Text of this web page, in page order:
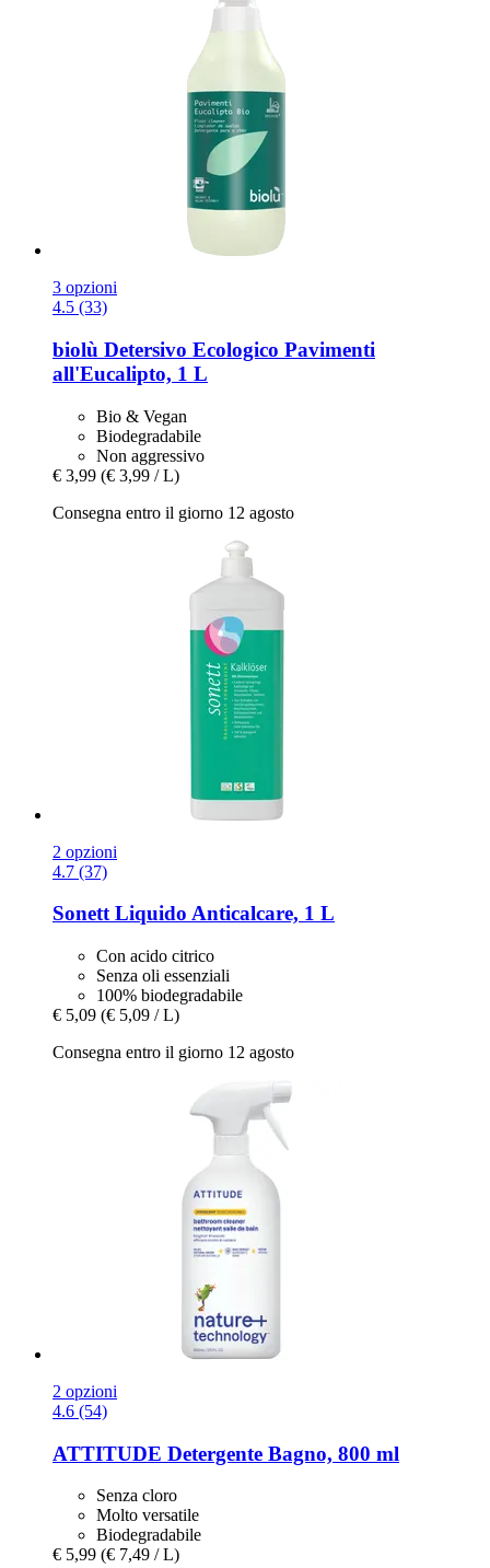
3 opzioni
4.5 (33)
biolù Detersivo Ecologico Pavimenti
all'Eucalipto, 1 L
Bio & Vegan
Biodegradabile
Non aggressivo
€ 3,99 (€ 3,99 / L)
Consegna entro il giorno 12 agosto
2 opzioni
4.7 (37)
SonettLiquido Anticalcare, 1 L
Con acido citrico
Senza oli essenziali
100% biodegradabile
€ 5,09 (€ 5,09 / L)
Consegna entro il giorno 12 agosto
2 opzioni
4.6 (54)
ATTITUDE Detergente Bagno, 800 ml
Senza cloro
Molto versatile
Biodegradabile
€ 5,99 (€ 7,49 / L)